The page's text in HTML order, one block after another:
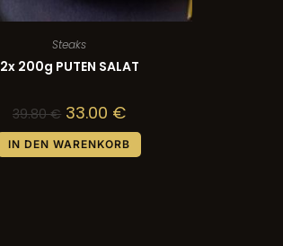
Steaks
2x 200g PUTEN SALAT
39.80€ 33.00 €
IN DEN WARENKORB